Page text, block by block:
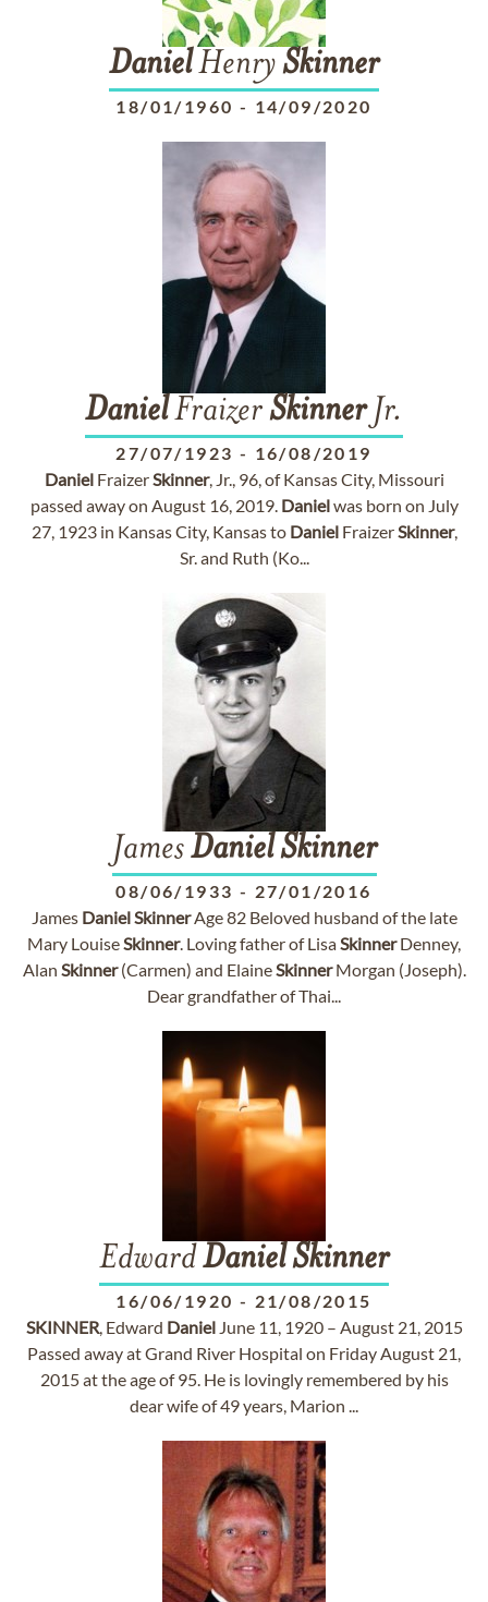
DanielHenrySkinner
18/01/1960 - 14/09/2020
DanielFraizerSkinnerJr.
27/07/1923 - 16/08/2019
DanielFraizerSkinner, Jr., 96, of Kansas City, Missouri
passed away on August 16, 2019. Danielwas born on July
27, 1923 in Kansas City, Kansas to DanielFraizerSkinner,
Sr. and Ruth (Ko...
JamesDaniel Skinner
08/06/1933 - 27/01/2016
James DanielSkinnerAge 82 Beloved husband of the late
Mary LouiseSkinner. Loving father of LisaSkinnerDenney,
Alan Skinner(Carmen) and ElaineSkinnerMorgan (Joseph).
Dear grandfather of Thai...
EdwardDanielSkinner
16/06/1920 - 21/08/2015
SKINNER, Edward DanielJune 11, 1920 – August 21, 2015
Passed away at Grand River Hospital on Friday August 21,
2015 at the age of 95. He is lovingly remembered by his
dear wife of 49 years, Marion ...